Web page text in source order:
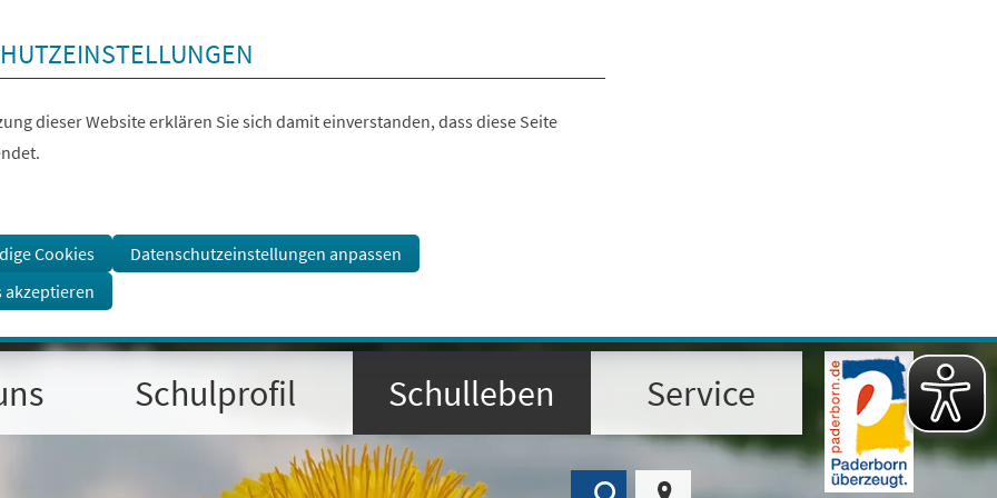
dieser Website erklären Sie sich damit einverstanden, dass diese Seite
Cookies
Datenschutzeinstellungen anpassen
akzeptieren
Schulprofil Schulleben Service